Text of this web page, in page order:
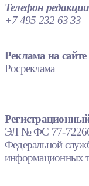
Телефон редакции
+7 495 232 63 33
Реклама на сайте
Росреклама
ЭЛ № ФС 77-72266
Федеральной
информационных